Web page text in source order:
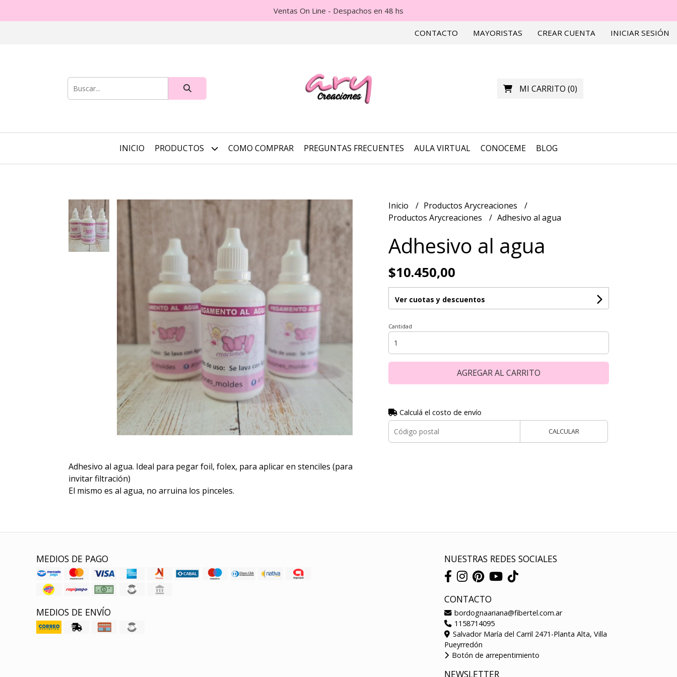
Ventas On Line - Despachos en 48 hs
CONTACTO MAYORISTAS CREAR CUENTA INICIAR SESIÓN
MI CARRITO (0)
INICIO PRODUCTOS COMO COMPRAR PREGUNTAS FRECUENTES AULA VIRTUAL CONOCEME BLOG
Adhesivo al agua. Ideal para pegar foil, folex, para aplicar en stenciles (para
invitar filtración)
El mismo es al agua, no arruina los pinceles.
Inicio
Productos Arycreaciones
Productos Arycreaciones
Adhesivo al agua
Adhesivo al agua
$10.450,00
Ver cuotas y descuentos
Cantidad
AGREGAR AL CARRITO
Calculá el costo de envío
CALCULAR
MEDIOS DE PAGO
MEDIOS DE ENVÍO
NUESTRAS REDES SOCIALES
CONTACTO
bordognaariana@fibertel.com.ar
1158714095
Salvador María del Carril 2471-Planta Alta, Villa
Pueyrredón
Botón de arrepentimiento
NEWSLETTER